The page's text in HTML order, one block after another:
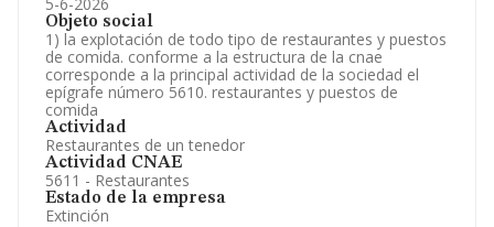
Objeto social
1) la explotación de todo tipo de restaurantes y puestos
de comida. conforme a la estructura de la cnae
corresponde a la principal actividad de la sociedad el
epígrafe número 5610. restaurantes y puestos de
comida
Actividad
Restaurantes de un tenedor
Actividad CNAE
5611 - Restaurantes
Estado de la empresa
Extinción